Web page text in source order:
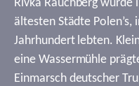
Rivka Rauchberg
ältesten Städte Polen’s,
Jahrhundert lebten.
eine Wassermühle
Einmarsch deutscher